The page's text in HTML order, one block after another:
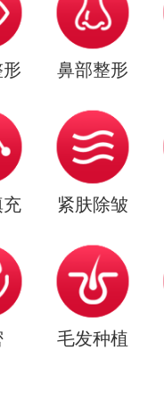
鼻部整形
充 紧肤除皱
毛发种植